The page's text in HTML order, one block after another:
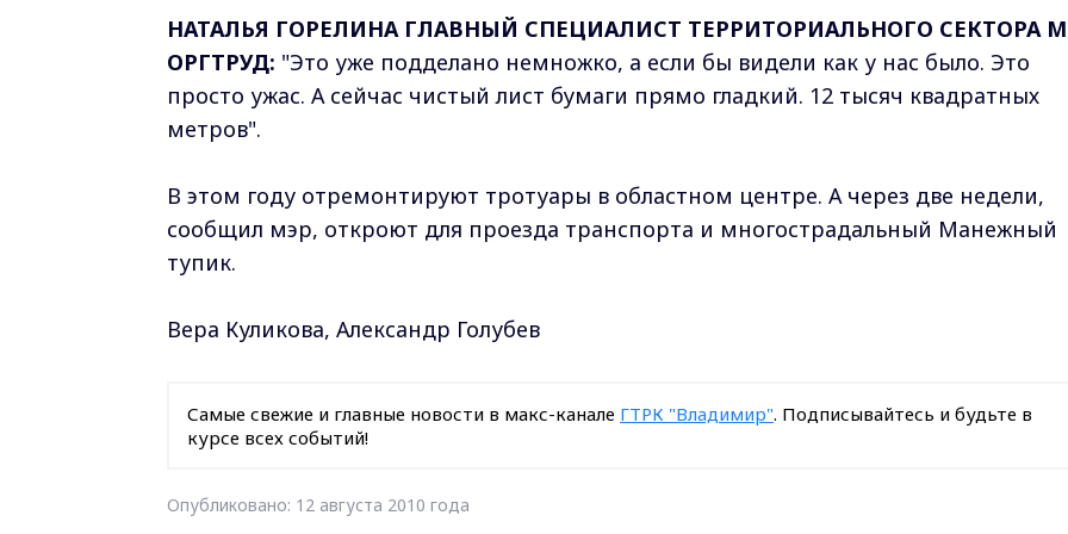
НАТАЛЬЯ ГОРЕЛИНА ГЛАВНЫЙ СПЕЦИАЛИСТ ТЕРРИТОРИАЛЬНОГО СЕКТОРА
ОРГТРУД: "Это уже подделано немножко, а если бы видели как у нас было. Это
просто ужас. А сейчас чистый лист бумаги прямо гладкий. 12 тысяч квадратных
метров".
В этом году отремонтируют тротуары в областном центре. А через две недели,
сообщил мэр, откроют для проезда транспорта и многострадальный Манежный
тупик.
Вера Куликова, Александр Голубев
Самые свежие и главные новости в макс-канале ГТРК "Владимир". Подписывайтесь и будьте в
курсе всех событий!
Опубликовано: 12 августа 2010 года